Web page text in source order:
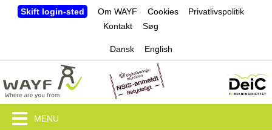
Jump to navigation
Skift login-sted Om WAYF Cookies
Privatlivspolitik
Kontakt
Søg
Dansk English
MENU